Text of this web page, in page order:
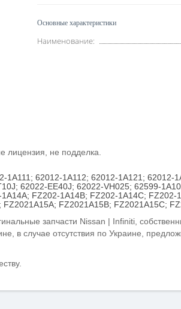
Основные характеристики
Наименование:
лицензия, не подделка.
62012-1A112; 62012-1A121; 62012-
62022-EE40J; 62022-VH025; 62599-
FZ202-1A14B; FZ202-1A14C;
FZ2021A15B; FZ2021A15C;
запчасти Nissan | Infiniti,
в случае отсутствия по Украине,